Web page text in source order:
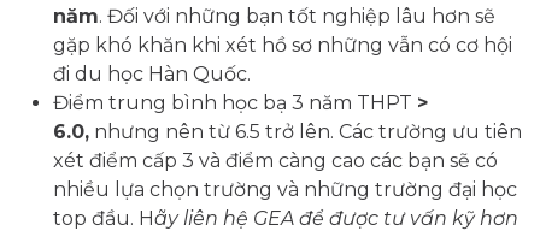
năm. Đối với những bạn tốt nghiệp lâu hơn sẽ
gặp khó khăn khi xét hồ sơ những vẫn có cơ hội
đi du học Hàn Quốc.
Điểm trung bình học bạ 3 năm THPT >
6.0, nhưng nên từ 6.5 trở lên. Các trường ưu tiên
xét điểm cấp 3 và điểm càng cao các bạn sẽ có
nhiều lựa chọn trường và những trường đại học
top đầu. Hãy liên hệ GEA để được tư vấn kỹ hơn